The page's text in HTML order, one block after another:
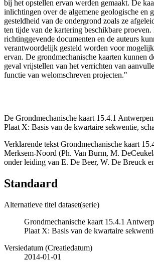
bij het opstellen ervan werden gemaakt. De
inlichtingen over de algemene geologische en
gesteldheid van de ondergrond zoals ze
ten tijde van de kartering beschikbare
richtinggevende documenten en de auteurs
verantwoordelijk gesteld worden voor
ervan. De grondmechanische kaarten kunnen
geval vrijstellen van het verrichten van
functie van welomschreven projecten."
De Grondmechanische kaart 15.4.1
Plaat X: Basis van de kwartaire sekwentie,
Verklarende tekst Grondmechanische kaart
Merksem-Noord (Ph. Van Burm, M.
onder leiding van E. De Beer, W. De Breuck
Standaard
Alternatieve titel dataset(serie)
Grondmechanische kaart 15.4.1
Plaat X: Basis van de kwartaire
Versiedatum (Creatiedatum)
2014-01-01